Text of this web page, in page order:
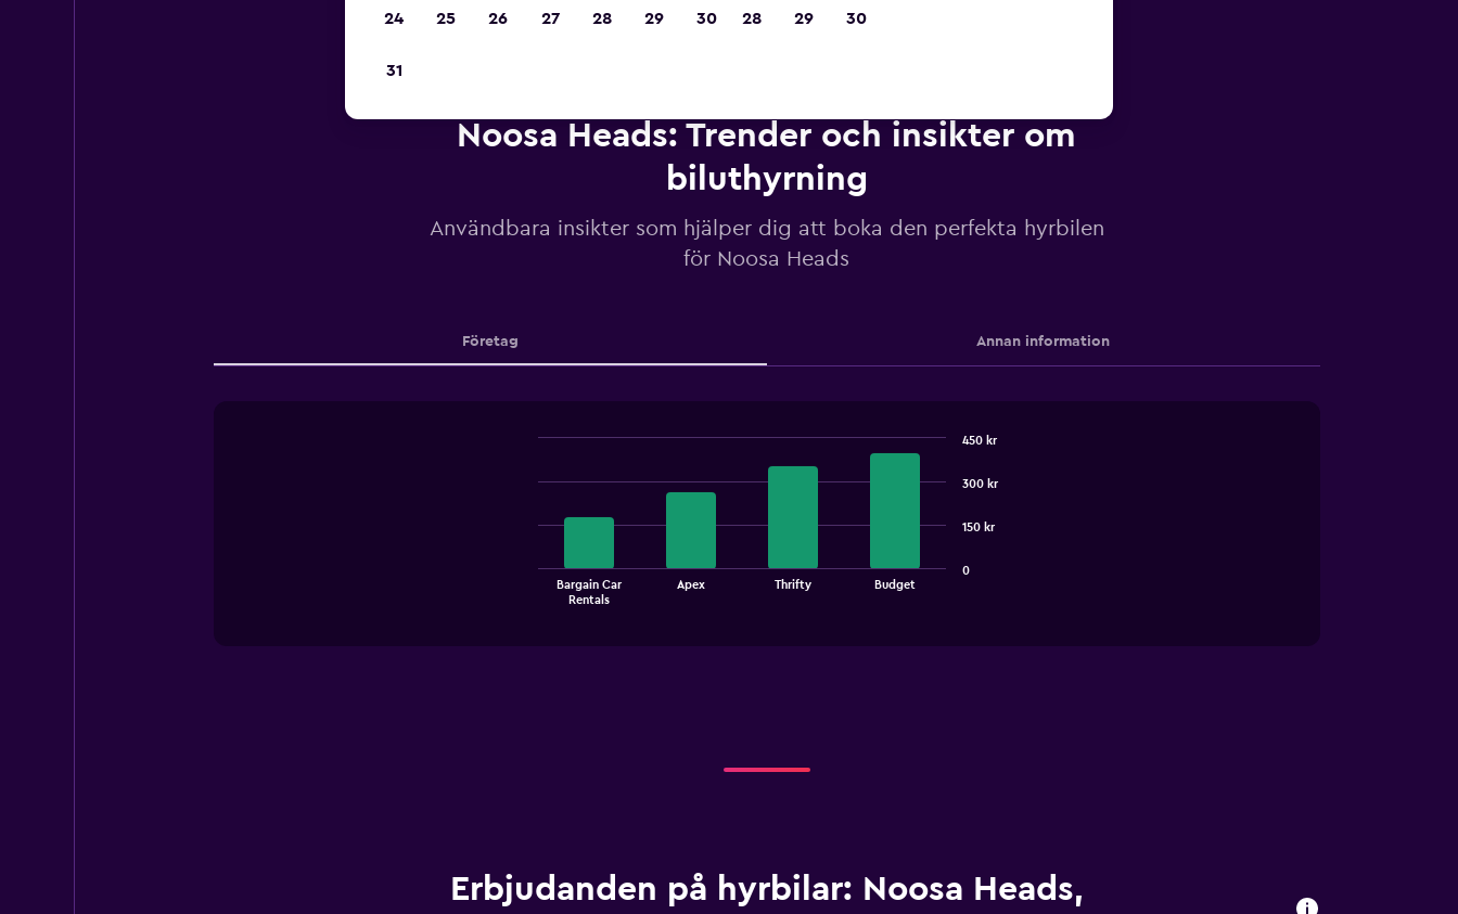
Noosa Heads: Trender och insikter om
biluthyrning
Användbara insikter som hjälper dig att boka den perfekta hyrbilen
för Noosa Heads
Företag Annan information
bars.
The
chart
Y
axis
Bargain Car
Rentals
Apex Thrifty Budget
0
150 kr
300 kr
450 kr
Erbjudanden på hyrbilar: Noosa Heads,
24 25 26 27 28 29 30
31
28 29 30